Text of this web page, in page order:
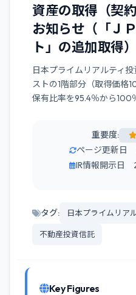
資産の取得（契
お知らせ（「Ｊ
ト」の追加取得）
日本プライムリアルティ
ストの1階部分（取得価格
保有比率を95.4％から100
重要度:
ページ更新日
IR情報開示日
タグ: 日本プライムリア
不動産投資信託
Key Figures